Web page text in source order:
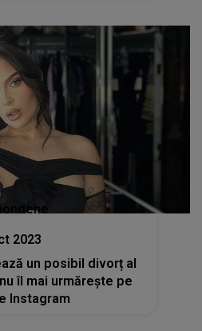
2023
un posibil divorț al
îl mai urmărește pe
Instagram